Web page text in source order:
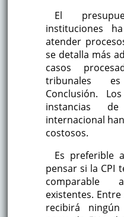
El
instituciones
atender
se detalla más
casos
tribunales
Conclusión.
instancias
internacional
costosos.
Es preferible
pensar si la CPI
existentes.
recibirá